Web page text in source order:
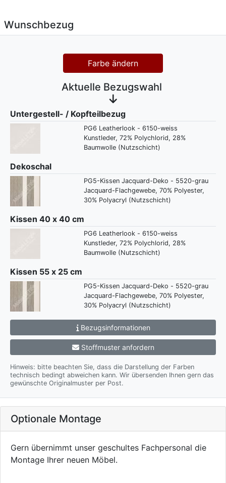
Wunschbezug
Farbe ändern
Aktuelle Bezugswahl
Untergestell- / Kopfteilbezug
PG6 Leatherlook - 6150-weiss
Kunstleder, 72% Polychlorid, 28%
Baumwolle (Nutzschicht)
Dekoschal
PG5-Kissen Jacquard-Deko - 5520-grau
Jacquard-Flachgewebe, 70% Polyester,
30% Polyacryl (Nutzschicht)
Kissen 40 x 40 cm
PG6 Leatherlook - 6150-weiss
Kunstleder, 72% Polychlorid, 28%
Baumwolle (Nutzschicht)
Kissen 55 x 25 cm
PG5-Kissen Jacquard-Deko - 5520-grau
Jacquard-Flachgewebe, 70% Polyester,
30% Polyacryl (Nutzschicht)
Bezugsinformationen
Stoffmuster anfordern
Hinweis: bitte beachten Sie, dass die Darstellung der Farben
technisch bedingt abweichen kann. Wir übersenden Ihnen gern das
gewünschte Originalmuster per Post.
Optionale Montage
Gern übernimmt unser geschultes Fachpersonal die
Montage Ihrer neuen Möbel.